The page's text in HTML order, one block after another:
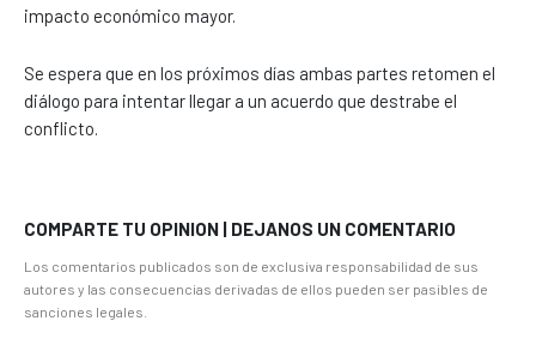
impacto económico mayor.
Se espera que en los próximos días ambas partes retomen el
diálogo para intentar llegar a un acuerdo que destrabe el
conflicto.
COMPARTE TU OPINION | DEJANOS UN COMENTARIO
Los comentarios publicados son de exclusiva responsabilidad de sus
autores y las consecuencias derivadas de ellos pueden ser pasibles de
sanciones legales.